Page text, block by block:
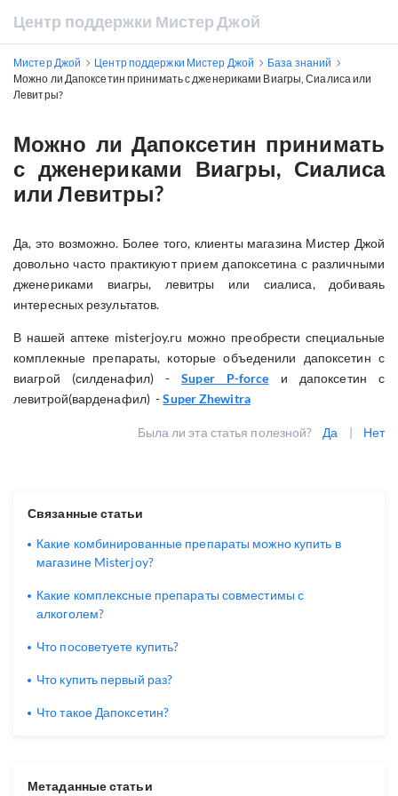
Центр поддержки Мистер Джой
Мистер Джой Центр поддержки Мистер Джой
База знаний
Можно ли Дапоксетин принимать с дженериками Виагры, Сиалиса или
Левитры?
Можно ли Дапоксетин принимать
с дженериками Виагры, Сиалиса
или Левитры?
Да, это возможно. Более того, клиенты магазина Мистер Джой
довольно часто практикуют прием дапоксетина с различными
дженериками виагры, левитры или сиалиса, добиваяь
интересных результатов.
В нашей аптеке misterjoy.ru можно преобрести специальные
комплекные препараты, которые объеденили дапоксетин с
виагрой (силденафил) -Super P-force и дапоксетин с
левитрой(варденафил) -Super Zhewitra
Была ли эта статья полезной? Да | Нет
Метаданные статьи
Связанные статьи
Какие комбинированные препараты можно купить в
магазине Misterjoy?
Какие комплексные препараты совместимы с
алкоголем?
Что посоветуете купить?
Что купить первый раз?
Что такое Дапоксетин?